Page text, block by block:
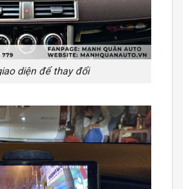
diện để thay đổi